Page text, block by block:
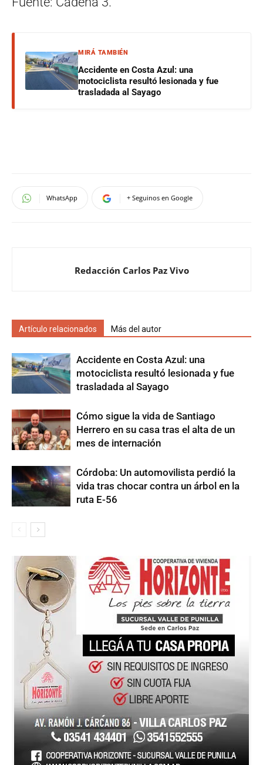
MIRÁ TAMBIÉN
Accidente en Costa Azul: una
motociclista resultó lesionada y fue
trasladada al Sayago
WhatsApp + Seguinos en Google
Redacción Carlos Paz Vivo
Artículo relacionados Más del autor
Accidente en Costa Azul: una
motociclista resultó lesionada y fue
trasladada al Sayago
Cómo sigue la vida de Santiago
Herrero en su casa tras el alta de un
mes de internación
Córdoba: Un automovilista perdió la
vida tras chocar contra un árbol en la
ruta E-56